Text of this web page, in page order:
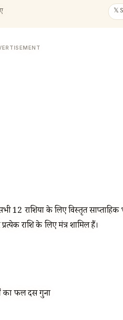
𝕏
राशियों के लिए विस्तृत साप्ताहिक
राशि के लिए मंत्र शामिल हैं।
का फल दस गुना